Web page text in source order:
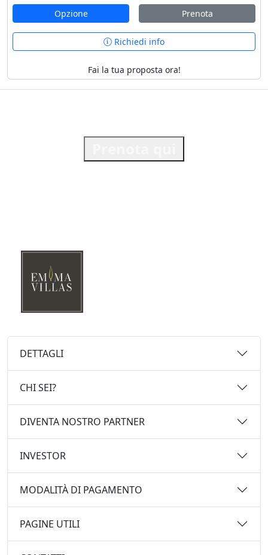
Opzione Prenota
Richiedi info
Fai la tua proposta ora!
DETTAGLI
CHI SEI?
DIVENTA NOSTRO PARTNER
INVESTOR
MODALITÀ DI PAGAMENTO
PAGINE UTILI